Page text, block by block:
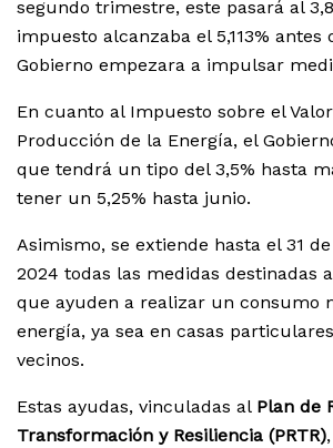
segundo trimestre, este pasará al
impuesto alcanzaba el 5,113% antes
Gobierno empezara a impulsar
En cuanto al Impuesto sobre el
Producción de la Energía, el
que tendrá un tipo del 3,5% hasta
tener un 5,25% hasta junio.
Asimismo, se extiende hasta el 31
2024 todas las medidas destinadas
que ayuden a realizar un consumo
energía, ya sea en casas
vecinos.
Estas ayudas, vinculadas al Plan de
Transformación y Resiliencia (PRTR)